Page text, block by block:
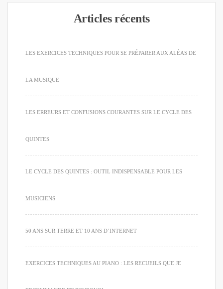
Articles récents
LES EXERCICES TECHNIQUES POUR SE PRÉPARER AUX ALÉAS DE
LA MUSIQUE
LES ERREURS ET CONFUSIONS COURANTES SUR LE CYCLE DES
QUINTES
LE CYCLE DES QUINTES : OUTIL INDISPENSABLE POUR LES
MUSICIENS
50 ANS SUR TERRE ET 10 ANS D’INTERNET
EXERCICES TECHNIQUES AU PIANO : LES RECUEILS QUE JE